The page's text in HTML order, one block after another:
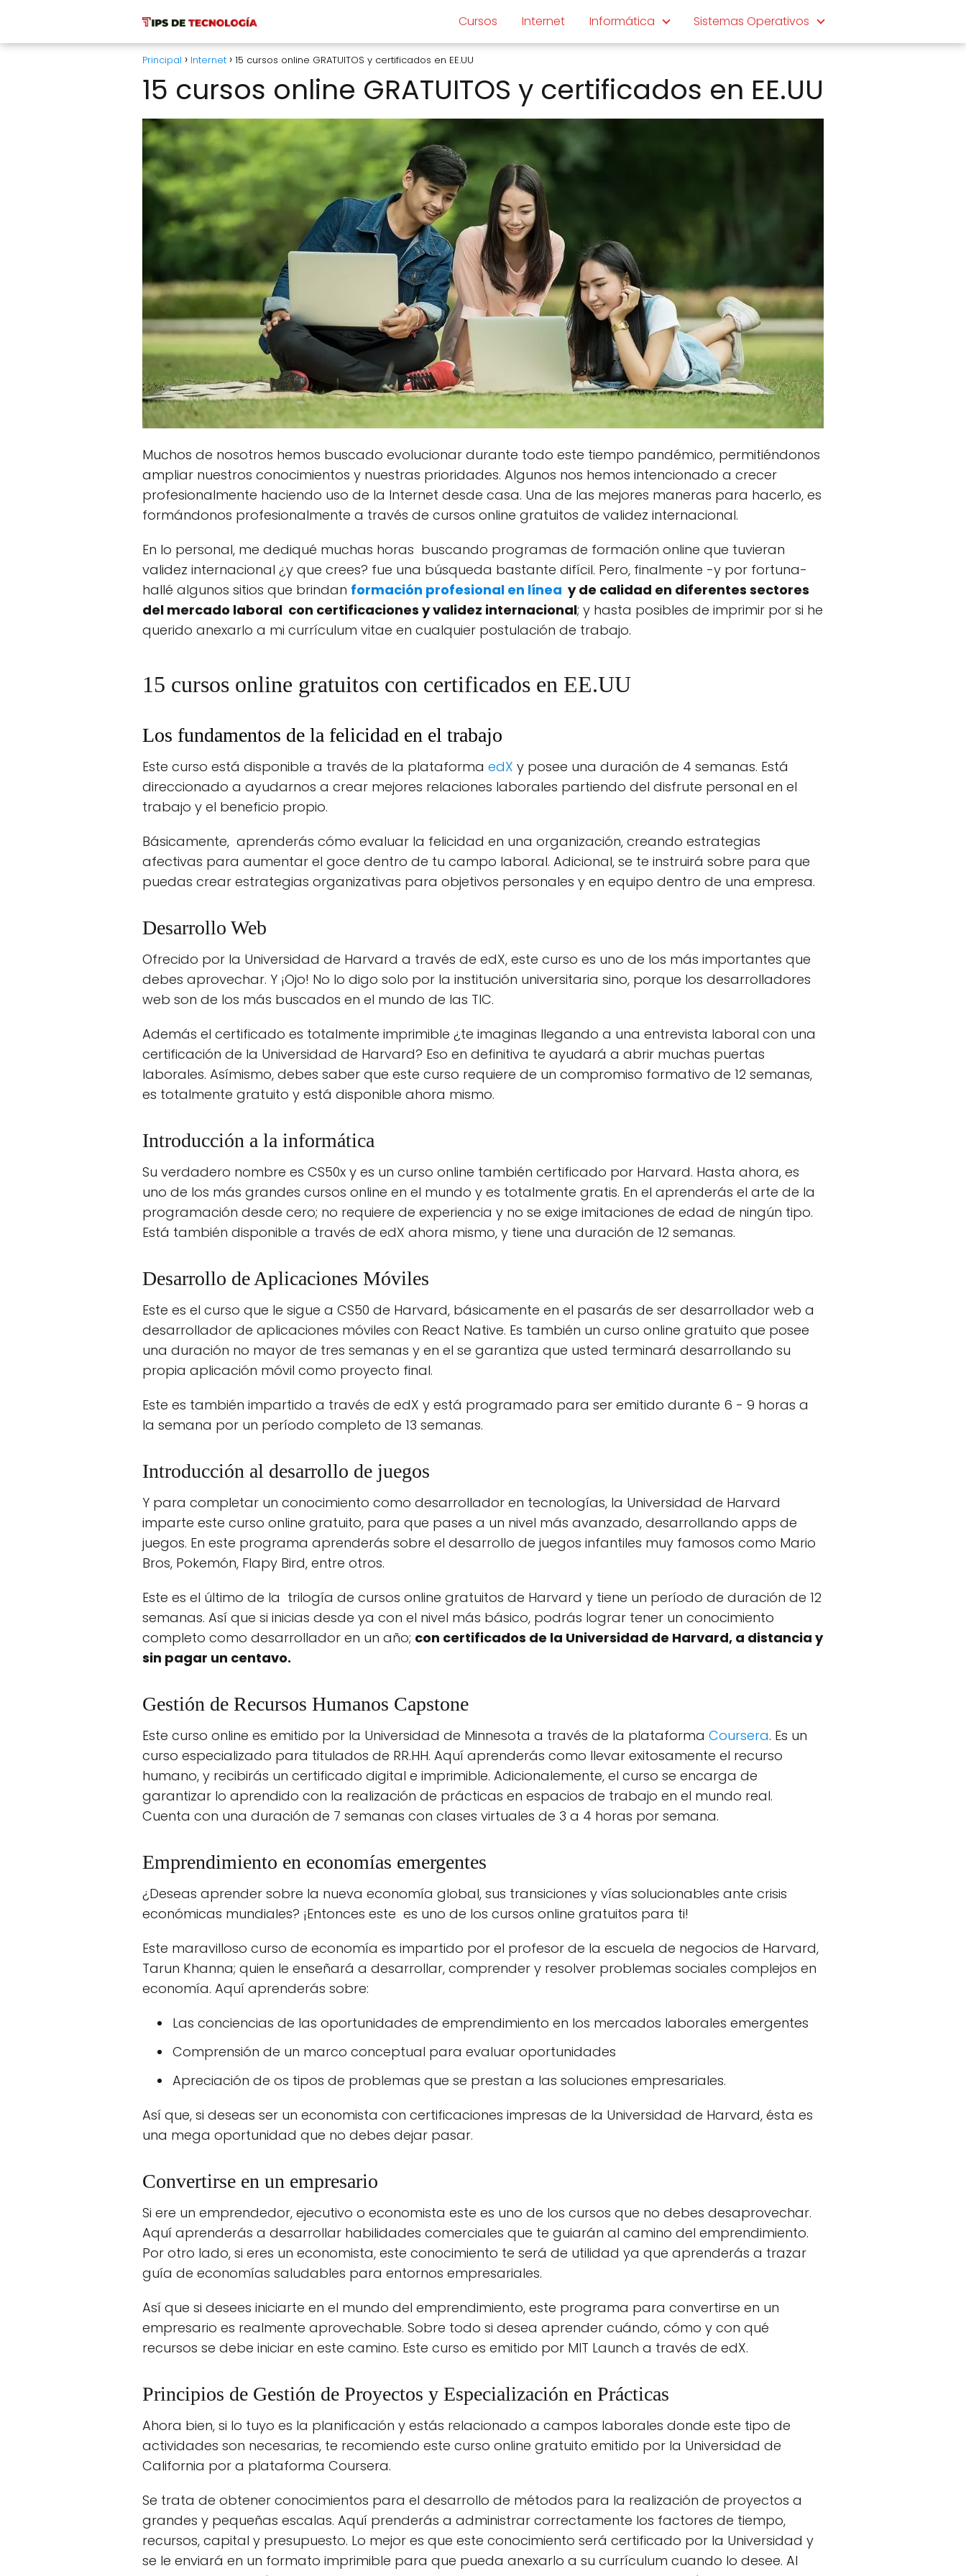
Cursos Internet Informática Sistemas Operativos
Principal Internet 15 cursos online GRATUITOS y certificados en EE.UU
15 cursos online GRATUITOS y certificados en EE.UU
Muchos de nosotros hemos buscado evolucionar durante todo este tiempo pandémico, permitiéndonos
ampliar nuestros conocimientos y nuestras prioridades. Algunos nos hemos intencionado a crecer
profesionalmente haciendo uso de la Internet desde casa. Una de las mejores maneras para hacerlo, es
formándonos profesionalmente a través de cursos online gratuitos de validez internacional.
En lo personal, me dediqué muchas horas buscando programas de formación online que tuvieran
validez internacional ¿y que crees? fue una búsqueda bastante difícil. Pero, finalmente -y por fortuna-
hallé algunos sitios que brindan formación profesional en línea y de calidad en diferentes sectores
del mercado laboral con certificaciones y validez internacional; y hasta posibles de imprimir por si he
querido anexarlo a mi currículum vitae en cualquier postulación de trabajo.
15 cursos online gratuitos con certificados en EE.UU
Los fundamentos de la felicidad en el trabajo
Este curso está disponible a través de la plataforma edX y posee una duración de 4 semanas. Está
direccionado a ayudarnos a crear mejores relaciones laborales partiendo del disfrute personal en el
trabajo y el beneficio propio.
Básicamente, aprenderás cómo evaluar la felicidad en una organización, creando estrategias
afectivas para aumentar el goce dentro de tu campo laboral. Adicional, se te instruirá sobre para que
puedas crear estrategias organizativas para objetivos personales y en equipo dentro de una empresa.
Desarrollo Web
Ofrecido por la Universidad de Harvard a través de edX, este curso es uno de los más importantes que
debes aprovechar. Y ¡Ojo! No lo digo solo por la institución universitaria sino, porque los desarrolladores
web son de los más buscados en el mundo de las TIC.
Además el certificado es totalmente imprimible ¿te imaginas llegando a una entrevista laboral con una
certificación de la Universidad de Harvard? Eso en definitiva te ayudará a abrir muchas puertas
laborales. Asímismo, debes saber que este curso requiere de un compromiso formativo de 12 semanas,
es totalmente gratuito y está disponible ahora mismo.
Introducción a la informática
Su verdadero nombre es CS50x y es un curso online también certificado por Harvard. Hasta ahora, es
uno de los más grandes cursos online en el mundo y es totalmente gratis. En el aprenderás el arte de la
programación desde cero; no requiere de experiencia y no se exige imitaciones de edad de ningún tipo.
Está también disponible a través de edX ahora mismo, y tiene una duración de 12 semanas.
Desarrollo de Aplicaciones Móviles
Este es el curso que le sigue a CS50 de Harvard, básicamente en el pasarás de ser desarrollador web a
desarrollador de aplicaciones móviles con React Native. Es también un curso online gratuito que posee
una duración no mayor de tres semanas y en el se garantiza que usted terminará desarrollando su
propia aplicación móvil como proyecto final.
Este es también impartido a través de edX y está programado para ser emitido durante 6 - 9 horas a
la semana por un período completo de 13 semanas.
Introducción al desarrollo de juegos
Y para completar un conocimiento como desarrollador en tecnologías, la Universidad de Harvard
imparte este curso online gratuito, para que pases a un nivel más avanzado, desarrollando apps de
juegos. En este programa aprenderás sobre el desarrollo de juegos infantiles muy famosos como Mario
Bros, Pokemón, Flapy Bird, entre otros.
Este es el último de la trilogía de cursos online gratuitos de Harvard y tiene un período de duración de 12
semanas. Así que si inicias desde ya con el nivel más básico, podrás lograr tener un conocimiento
completo como desarrollador en un año; con certificados de la Universidad de Harvard, a distancia y
sin pagar un centavo.
Gestión de Recursos Humanos Capstone
Este curso online es emitido por la Universidad de Minnesota a través de la plataforma Coursera. Es un
curso especializado para titulados de RR.HH. Aquí aprenderás como llevar exitosamente el recurso
humano, y recibirás un certificado digital e imprimible. Adicionalemente, el curso se encarga de
garantizar lo aprendido con la realización de prácticas en espacios de trabajo en el mundo real.
Cuenta con una duración de 7 semanas con clases virtuales de 3 a 4 horas por semana.
Emprendimiento en economías emergentes
¿Deseas aprender sobre la nueva economía global, sus transiciones y vías solucionables ante crisis
económicas mundiales? ¡Entonces este es uno de los cursos online gratuitos para ti!
Este maravilloso curso de economía es impartido por el profesor de la escuela de negocios de Harvard,
Tarun Khanna; quien le enseñará a desarrollar, comprender y resolver problemas sociales complejos en
economía. Aquí aprenderás sobre:
Las conciencias de las oportunidades de emprendimiento en los mercados laborales emergentes
Comprensión de un marco conceptual para evaluar oportunidades
Apreciación de os tipos de problemas que se prestan a las soluciones empresariales.
Así que, si deseas ser un economista con certificaciones impresas de la Universidad de Harvard, ésta es
una mega oportunidad que no debes dejar pasar.
Convertirse en un empresario
Si ere un emprendedor, ejecutivo o economista este es uno de los cursos que no debes desaprovechar.
Aquí aprenderás a desarrollar habilidades comerciales que te guiarán al camino del emprendimiento.
Por otro lado, si eres un economista, este conocimiento te será de utilidad ya que aprenderás a trazar
guía de economías saludables para entornos empresariales.
Así que si desees iniciarte en el mundo del emprendimiento, este programa para convertirse en un
empresario es realmente aprovechable. Sobre todo si desea aprender cuándo, cómo y con qué
recursos se debe iniciar en este camino. Este curso es emitido por MIT Launch a través de edX.
Principios de Gestión de Proyectos y Especialización en Prácticas
Ahora bien, si lo tuyo es la planificación y estás relacionado a campos laborales donde este tipo de
actividades son necesarias, te recomiendo este curso online gratuito emitido por la Universidad de
California por a plataforma Coursera.
Se trata de obtener conocimientos para el desarrollo de métodos para la realización de proyectos a
grandes y pequeñas escalas. Aquí prenderás a administrar correctamente los factores de tiempo,
recursos, capital y presupuesto. Lo mejor es que este conocimiento será certificado por la Universidad y
se le enviará en un formato imprimible para que pueda anexarlo a su currículum cuando lo desee. Al